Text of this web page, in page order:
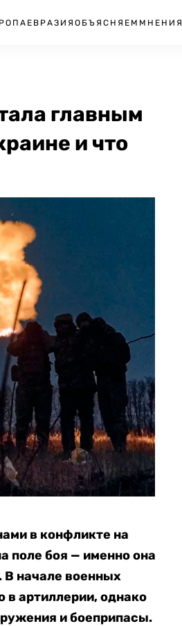
ЕВРАЗИЯ ОБЪЯСНЯЕМ МНЕНИЯ
главным
и что
в конфликте на
поле боя — именно она
В начале военных
в артиллерии, однако
и боеприпасы.